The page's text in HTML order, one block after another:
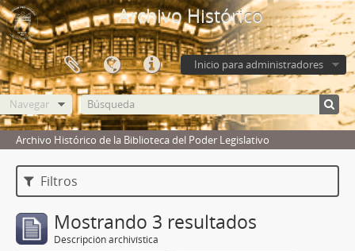
Archivo Histórico
Inicio para administradores
Navegar
Archivo Histórico de la Biblioteca del Poder Legislativo
Filtros
Mostrando 3 resultados
Descripción archivística